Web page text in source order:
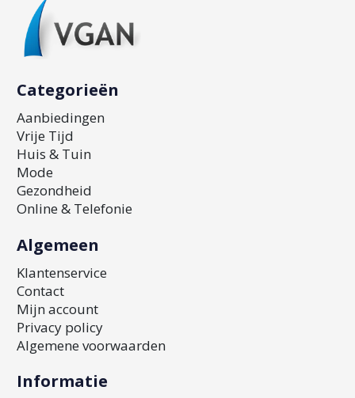
Categorieën
Aanbiedingen
Vrije Tijd
Huis & Tuin
Mode
Gezondheid
Online & Telefonie
Algemeen
Klantenservice
Contact
Mijn account
Privacy policy
Algemene voorwaarden
Informatie